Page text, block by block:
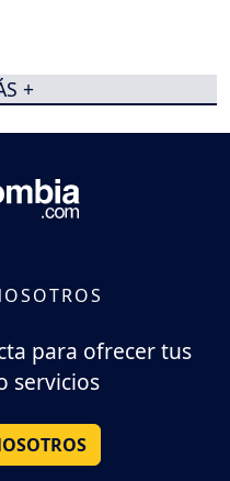
+
para ofrecer tus
servicios